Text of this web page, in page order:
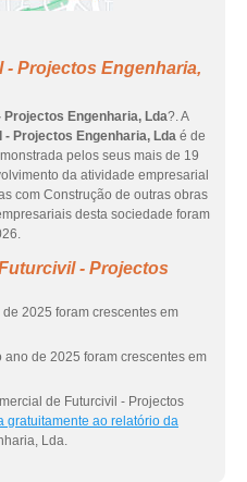
Projectos Engenharia,
Projectos Engenharia, Lda?. A
- Projectos Engenharia, Lda é de
pelos seus mais de 19
da atividade empresarial
com Construção de outras obras
desta sociedade foram
- Projectos
2025 foram crescentes em
de 2025 foram crescentes em
de Futurcivil - Projectos
gratuitamente ao relatório da
Lda.